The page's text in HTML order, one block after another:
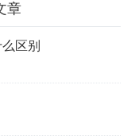
章
区别